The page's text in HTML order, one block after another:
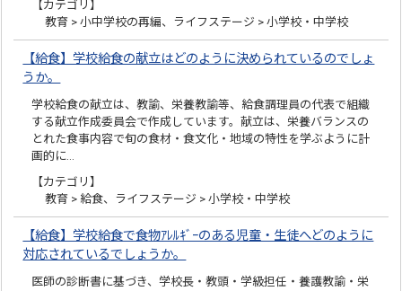
【カテゴリ】
教育 > 小中学校の再編、ライフステージ > 小学校・中学校
【給食】学校給食の献立はどのように決められているのでしょ
うか。
学校給食の献立は、教諭、栄養教諭等、給食調理員の代表で組織
する献立作成委員会で作成しています。献立は、栄養バランスの
とれた食事内容で旬の食材・食文化・地域の特性を学ぶように計
画的に…
【カテゴリ】
教育 > 給食、ライフステージ > 小学校・中学校
【給食】学校給食で食物ｱﾚﾙｷﾞｰのある児童・生徒へどのように
対応されているでしょうか。
医師の診断書に基づき、学校長・教頭・学級担任・養護教諭・栄